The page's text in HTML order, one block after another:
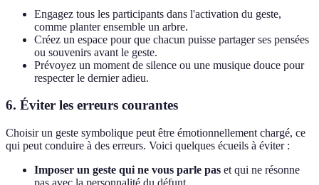
Engagez tous les participants dans l'activation du geste,
comme planter ensemble un arbre.
Créez un espace pour que chacun puisse partager ses pensées
ou souvenirs avant le geste.
Prévoyez un moment de silence ou une musique douce pour
respecter le dernier adieu.
6. Éviter les erreurs courantes
Choisir un geste symbolique peut être émotionnellement chargé, ce
qui peut conduire à des erreurs. Voici quelques écueils à éviter :
Imposer un geste qui ne vous parle pas et qui ne résonne